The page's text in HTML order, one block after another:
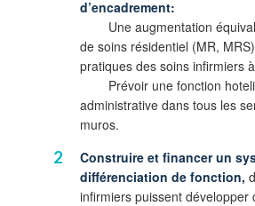
d’encadrement:
Une augmentation
de soins résidentiel (MR,
pratiques des soins
Prévoir une fonction
administrative dans tous les
muros.
Construire et financer un
différenciation de fonction,
infirmiers puissent développer